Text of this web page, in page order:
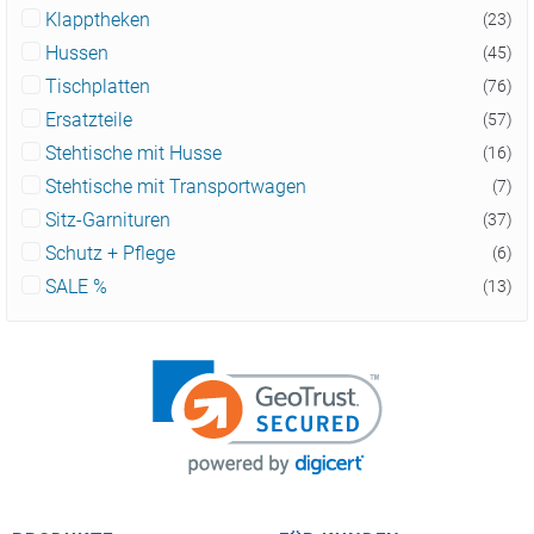
Klapptheken (23)
Hussen (45)
Tischplatten (76)
Ersatzteile (57)
Stehtische mit Husse (16)
Stehtische mit Transportwagen (7)
Sitz-Garnituren (37)
Schutz + Pflege (6)
SALE % (13)